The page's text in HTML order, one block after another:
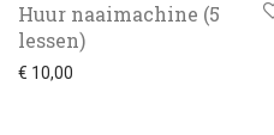
Huur naaimachine (5
lessen)
€ 10,00